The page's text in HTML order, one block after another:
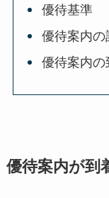
優待基準
優待案内の
優待案内の
優待案内が到